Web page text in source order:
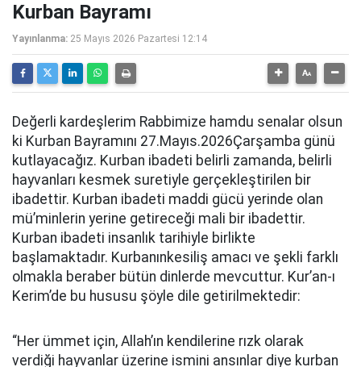
Kurban Bayramı
Yayınlanma: 25 Mayıs 2026 Pazartesi 12:14
Değerli kardeşlerim Rabbimize hamdu senalar olsun
ki Kurban Bayramını 27.Mayıs.2026Çarşamba günü
kutlayacağız. Kurban ibadeti belirli zamanda, belirli
hayvanları kesmek suretiyle gerçekleştirilen bir
ibadettir. Kurban ibadeti maddi gücü yerinde olan
mü’minlerin yerine getireceği mali bir ibadettir.
Kurban ibadeti insanlık tarihiyle birlikte
başlamaktadır. Kurbanınkesiliş amacı ve şekli farklı
olmakla beraber bütün dinlerde mevcuttur. Kur’an-ı
Kerim’de bu hususu şöyle dile getirilmektedir:
“Her ümmet için, Allah’ın kendilerine rızk olarak
verdiği hayvanlar üzerine ismini ansınlar diye kurban